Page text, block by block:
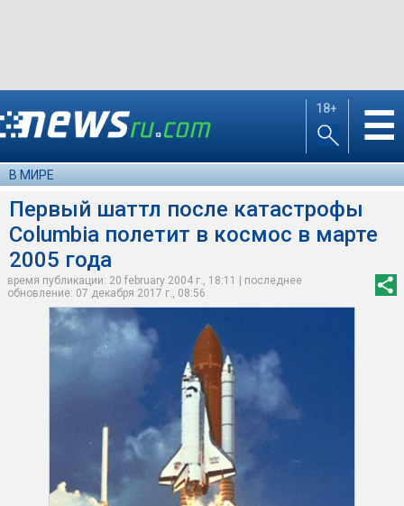
18+ ☰
В МИРЕ
Первый шаттл после катастрофы
Columbia полетит в космос в марте
2005 года
время публикации: 20 february 2004 г., 18:11 | последнее
обновление: 07 декабря 2017 г., 08:56